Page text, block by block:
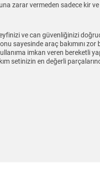
zarar vermeden sadece kir
ve can güvenliğinizi
sayesinde araç bakımını
imkan veren bereketli
setinizin en değerli